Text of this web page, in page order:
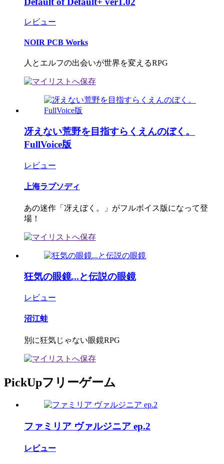
レビュー
NOIR PCB Works
人とエルフの出会いが世界を変えるRPG
冴えない荒野を目指すらくえんのぼく。
FullVoice版
レビュー
上海ラプソディ
あの迷作「冴えぼく。」がフルボイス版になって登
場！
狂気の眼鏡...と伝説の眼鏡
レビュー
沼江蛙
別に狂気じゃない眼鏡RPG
PickUpフリーゲーム
ファミリア ヴァルジニア ep.2
レビュー